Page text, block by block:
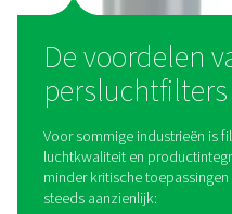
Wat is
Zoals hierboven
verschillende
verontreinigingen.
oliecoalescentie-,